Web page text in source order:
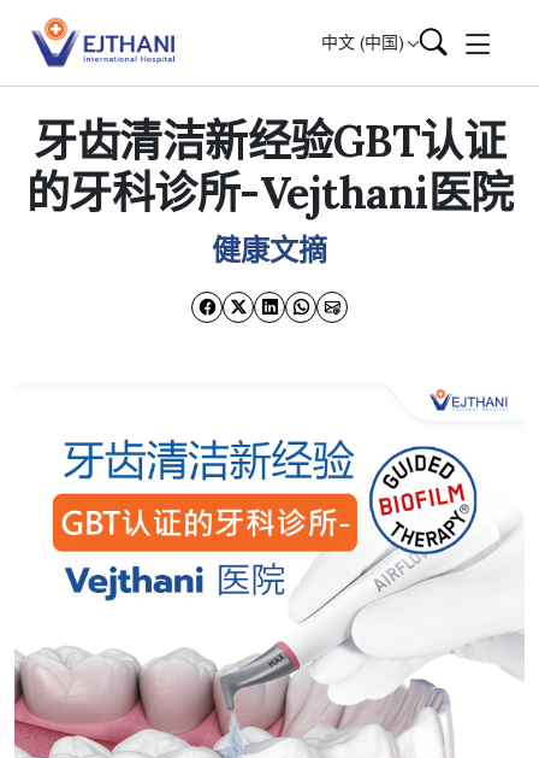
Skip to content
中文 (中国)
牙齿清洁新经验GBT认证
的牙科诊所-Vejthani医院
健康文摘